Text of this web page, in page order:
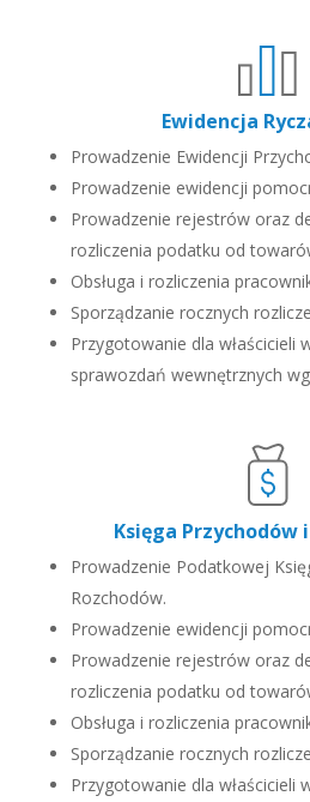
Ewidencja
Prowadzenie Ewidencji
Prowadzenie ewidencji
Prowadzenie rejestrów oraz
rozliczenia podatku od
Obsługa i rozliczenia
Sporządzanie rocznych
Przygotowanie dla właścicieli
sprawozdań wewnętrznych
Księga Przychodów
Prowadzenie Podatkowej
Rozchodów.
Prowadzenie ewidencji
Prowadzenie rejestrów oraz
rozliczenia podatku od
Obsługa i rozliczenia
Sporządzanie rocznych
Przygotowanie dla właścicieli